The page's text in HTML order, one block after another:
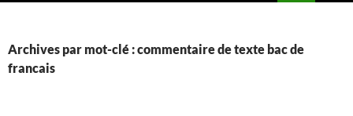
Archives par mot-clé : commentaire de texte bac de
francais